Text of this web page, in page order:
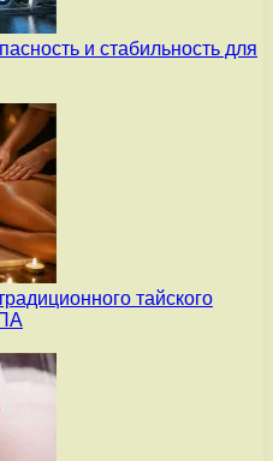
и стабильность для
тайского